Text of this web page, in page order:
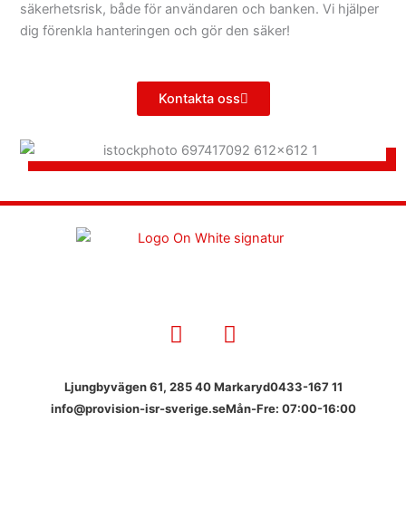
säkerhetsrisk, både för användaren och banken. Vi hjälper
dig förenkla hanteringen och gör den säker!
Kontakta oss
F
a
e
b
I
n
t
a
Ljungbyvägen 61, 285 40 Markaryd0433-167 11
info@provision-isr-sverige.seMån-Fre: 07:00-16:00